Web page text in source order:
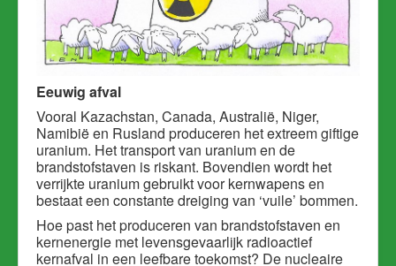
Eeuwig afval
Vooral Kazachstan, Canada, Australië, Niger,
Namibië en Rusland produceren het extreem giftige
uranium. Het transport van uranium en de
brandstofstaven is riskant. Bovendien wordt het
verrijkte uranium gebruikt voor kernwapens en
bestaat een constante dreiging van ‘vuile’ bommen.
Hoe past het produceren van brandstofstaven en
kernenergie met levensgevaarlijk radioactief
kernafval in een leefbare toekomst? De nucleaire